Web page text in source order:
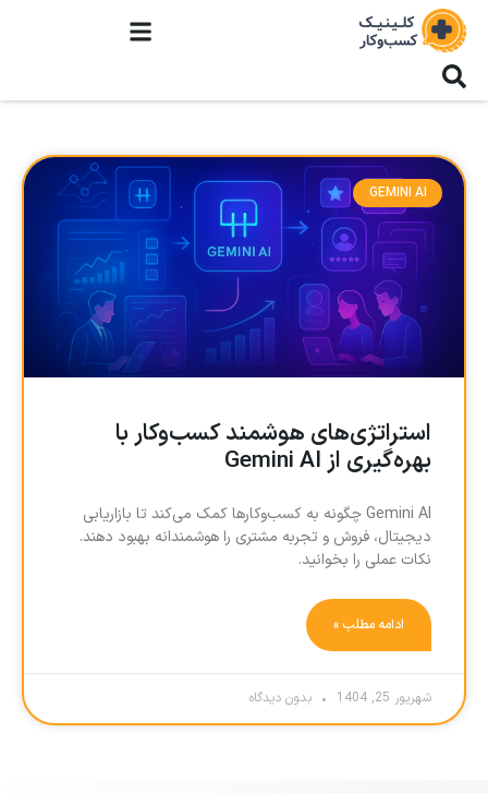
GEMINI AI
استراتژی‌های هوشمند کسب‌وکار با
بهره‌گیری از Gemini AI
Gemini AI چگونه به کسب‌وکارها کمک می‌کند تا بازاریابی
دیجیتال، فروش و تجربه مشتری را هوشمندانه بهبود دهند.
نکات عملی را بخوانید.
ادامه مطلب »
شهریور 25, 1404 بدون دیدگاه